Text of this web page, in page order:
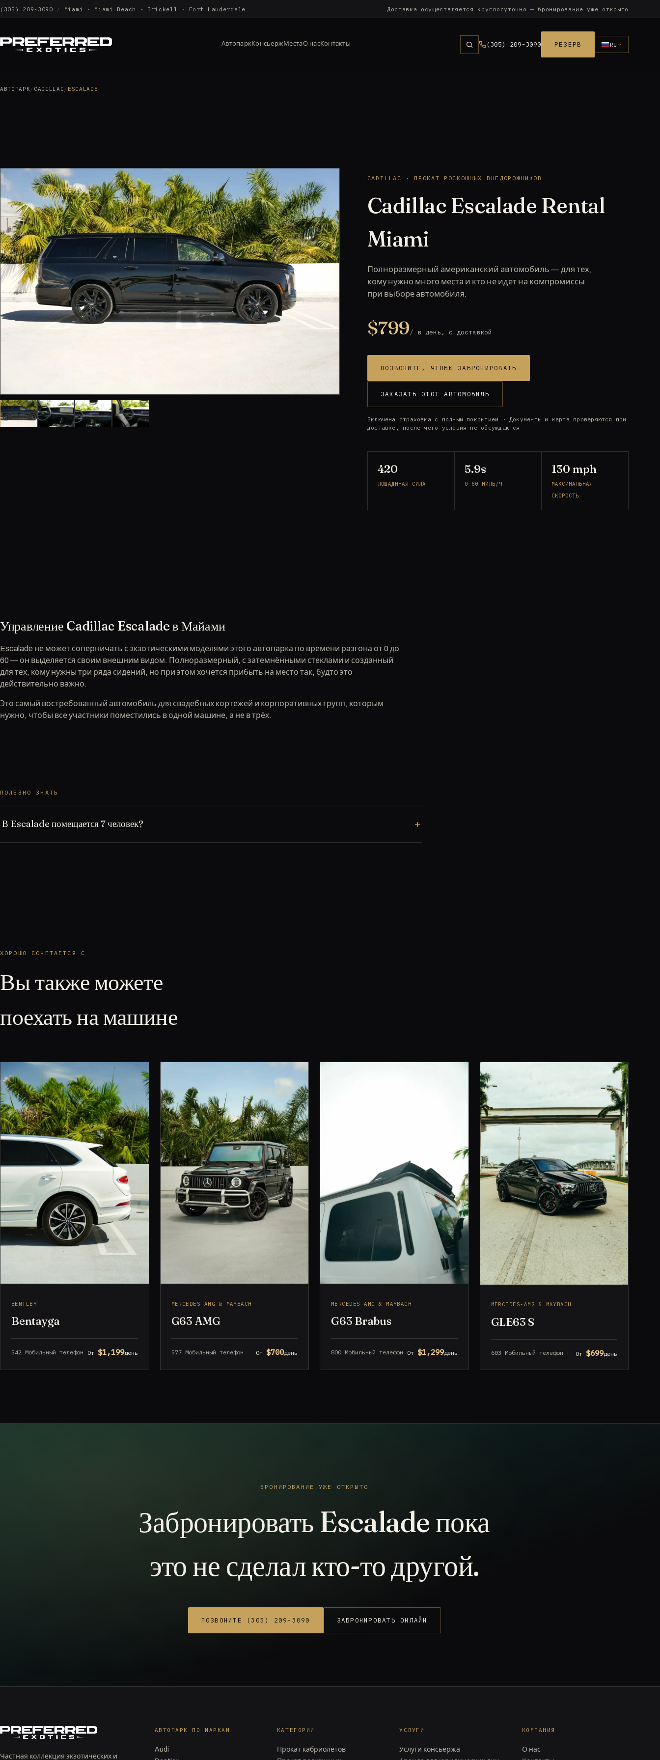
(305) 209-3090 / Miami · Miami Beach · Brickell · Fort Lauderdale Доставка осуществляется круглосуточно — бронирование уже открыто
АвтопаркКонсьержМестаО насКонтакты (305) 209-3090 РЕЗЕРВ RU
АВТОПАРК/ CADILLAC / ESCALADE
CADILLAC · ПРОКАТ РОСКОШНЫХ ВНЕДОРОЖНИКОВ
Cadillac Escalade Rental
Miami
Полноразмерный американский автомобиль — для тех,
кому нужно много места и кто не идет на компромиссы
при выборе автомобиля.
$799/ в день, с доставкой
ПОЗВОНИТЕ, ЧТОБЫ ЗАБРОНИРОВАТЬ
ЗАКАЗАТЬ ЭТОТ АВТОМОБИЛЬ
Включена страховка с полным покрытием · Документы и карта проверяются при
доставке, после чего условия не обсуждаются
420
ЛОШАДИНАЯ СИЛА
5.9s
0–60 МИЛЬ/Ч
130 mph
МАКСИМАЛЬНАЯ
СКОРОСТЬ
Управление Cadillac Escalade в Майами
Escalade не может соперничать с экзотическими моделями этого автопарка по времени разгона от 0 до
60 — он выделяется своим внешним видом. Полноразмерный, с затемнёнными стеклами и созданный
для тех, кому нужны три ряда сидений, но при этом хочется прибыть на место так, будто это
действительно важно.
Это самый востребованный автомобиль для свадебных кортежей и корпоративных групп, которым
нужно, чтобы все участники поместились в одной машине, а не в трёх.
ПОЛЕЗНО ЗНАТЬ
В Escalade помещается 7 человек?
ХОРОШО СОЧЕТАЕТСЯ С
Вы также можете
поехать на машине
BENTLEY
Bentayga
542 Мобильный телефон От $1,199день
MERCEDES-AMG & MAYBACH
G63 AMG
577 Мобильный телефон От $700день
MERCEDES-AMG & MAYBACH
G63 Brabus
800 Мобильный телефон От $1,299день
MERCEDES-AMG & MAYBACH
GLE63 S
603 Мобильный телефон От $699день
БРОНИРОВАНИЕ УЖЕ ОТКРЫТО
Забронировать Escalade пока
это не сделал кто-то другой.
ПОЗВОНИТЕ (305) 209-3090 ЗАБРОНИРОВАТЬ ОНЛАЙН
Частная коллекция экзотических и
АВТОПАРК ПО МАРКАМ
Audi
КАТЕГОРИИ
Прокат кабриолетов
УСЛУГИ
Услуги консьержа
КОМПАНИЯ
О нас